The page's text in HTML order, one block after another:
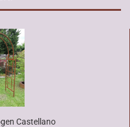
Castellano